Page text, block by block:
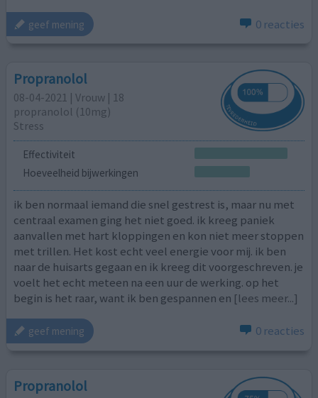
geef mening 0 reacties
Propranolol
08-04-2021 | Vrouw | 18
propranolol (10mg)
Stress
Effectiviteit
Hoeveelheid bijwerkingen
ik ben normaal iemand die snel gestrest is, maar nu met
centraal examen ging het niet goed. ik kreeg paniek
aanvallen met hart kloppingen en kon niet meer stoppen
met trillen. Het kost echt veel energie voor mij. ik ben
naar de huisarts gegaan en ik kreeg dit voorgeschreven. je
voelt het echt meteen na een uur de werking. op het
begin is het raar, want ik ben gespannen en [lees meer...]
geef mening 0 reacties
Propranolol